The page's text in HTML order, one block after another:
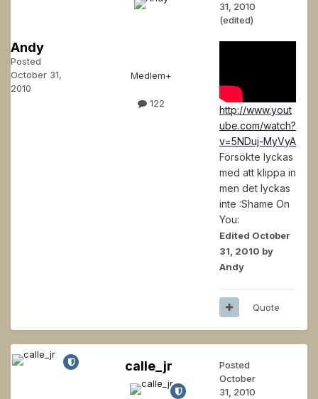
Andy
Posted
October 31,
2010
Medlem+
122
31, 2010
(edited)
http://www.yout
ube.com/watch?
v=5NDuj-MyVyA
Försökte lyckas
med att klippa in
men det lyckas
inte :Shame On
You:
Edited October
31, 2010 by
Andy
Quote
calle_jr
Posted
October
31, 2010